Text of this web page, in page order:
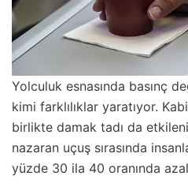
Yolculuk esnasında basınç
kimi farklılıklar yaratıyor.
birlikte damak tadı da
nazaran uçuş sırasında
yüzde 30 ila 40 oranında